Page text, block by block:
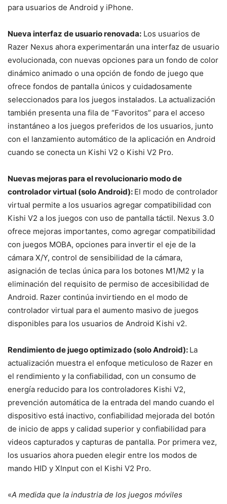
para usuarios de Android y iPhone.
Nueva interfaz de usuario renovada: Los usuarios de
Razer Nexus ahora experimentarán una interfaz de usuario
evolucionada, con nuevas opciones para un fondo de color
dinámico animado o una opción de fondo de juego que
ofrece fondos de pantalla únicos y cuidadosamente
seleccionados para los juegos instalados. La actualización
también presenta una fila de “Favoritos” para el acceso
instantáneo a los juegos preferidos de los usuarios, junto
con el lanzamiento automático de la aplicación en Android
cuando se conecta un Kishi V2 o Kishi V2 Pro.
Nuevas mejoras para el revolucionario modo de
controlador virtual (solo Android): El modo de controlador
virtual permite a los usuarios agregar compatibilidad con
Kishi V2 a los juegos con uso de pantalla táctil. Nexus 3.0
ofrece mejoras importantes, como agregar compatibilidad
con juegos MOBA, opciones para invertir el eje de la
cámara X/Y, control de sensibilidad de la cámara,
asignación de teclas única para los botones M1/M2 y la
eliminación del requisito de permiso de accesibilidad de
Android. Razer continúa invirtiendo en el modo de
controlador virtual para el aumento masivo de juegos
disponibles para los usuarios de Android Kishi v2.
Rendimiento de juego optimizado (solo Android): La
actualización muestra el enfoque meticuloso de Razer en
el rendimiento y la confiabilidad, con un consumo de
energía reducido para los controladores Kishi V2,
prevención automática de la entrada del mando cuando el
dispositivo está inactivo, confiabilidad mejorada del botón
de inicio de apps y calidad superior y confiabilidad para
videos capturados y capturas de pantalla. Por primera vez,
los usuarios ahora pueden elegir entre los modos de
mando HID y XInput con el Kishi V2 Pro.
«A medida que la industria de los juegos móviles